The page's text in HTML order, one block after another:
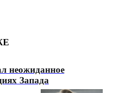
неожиданное
Запада